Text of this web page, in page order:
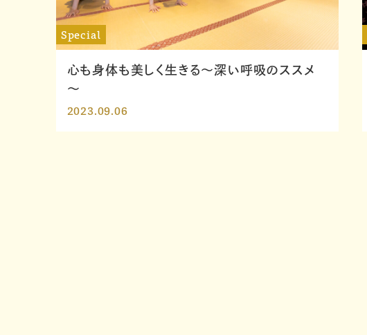
Special
心も身体も美しく生きる～深い呼吸のススメ
～
2023.09.06